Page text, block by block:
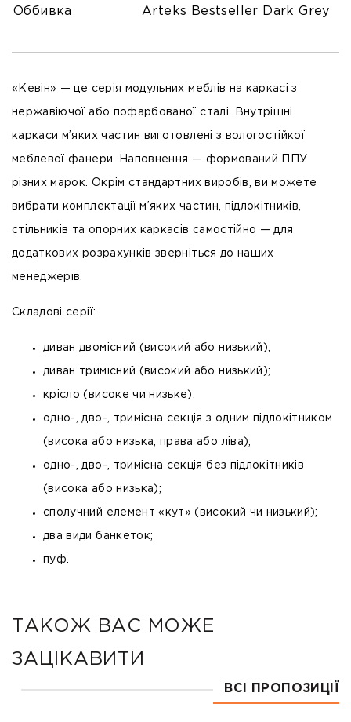
Оббивка Arteks Bestseller Dark Grey
«Кевін» — це серія модульних меблів на каркасі з
нержавіючої або пофарбованої сталі. Внутрішні
каркаси м’яких частин виготовлені з вологостійкої
меблевої фанери. Наповнення — формований ППУ
різних марок. Окрім стандартних виробів, ви можете
вибрати комплектації м’яких частин, підлокітників,
стільників та опорних каркасів самостійно — для
додаткових розрахунків зверніться до наших
менеджерів.
Складові серії:
диван двомісний (високий або низький);
диван тримісний (високий або низький);
крісло (високе чи низьке);
одно-, дво-, тримісна секція з одним підлокітником
(висока або низька, права або ліва);
одно-, дво-, тримісна секція без підлокітників
(висока або низька);
сполучний елемент «кут» (високий чи низький);
два види банкеток;
пуф.
ТАКОЖ ВАС МОЖЕ
ЗАЦІКАВИТИ
ВСІ ПРОПОЗИЦІЇ